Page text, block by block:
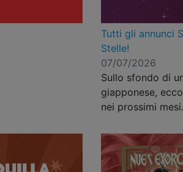
Tutti gli annunci
Stelle!
07/07/2026
Sullo sfondo di
giapponese,
nei prossimi mesi.